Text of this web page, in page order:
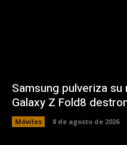
Samsung pulveriza
Galaxy Z Fold8
Móviles 8 de agosto de 2026